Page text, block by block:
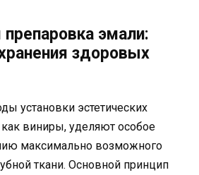
эмали:
здоровых
установки эстетических
как виниры, уделяют особое
максимально возможного
ткани. Основной принцип